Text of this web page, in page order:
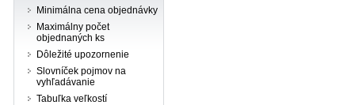
Minimálna cena objednávky
Maximálny počet
objednaných ks
Dôležité upozornenie
Slovníček pojmov na
vyhľadávanie
Tabuľka veľkostí